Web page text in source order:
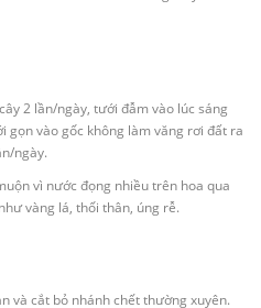
2 lần/ngày, tưới đẫm vào lúc sáng
gọn vào gốc không làm văng rơi đất ra
ngày.
vì nước đọng nhiều trên hoa qua
vàng lá, thối thân, úng rễ.
và cắt bỏ nhánh chết thường xuyên.